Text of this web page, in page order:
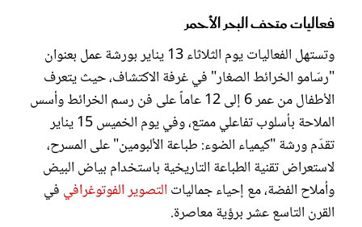
فعاليات متحف البحر الأحمر
وتستهل الفعاليات يوم الثلاثاء 13 يناير بورشة عمل بعنوان
"رسّامو الخرائط الصغار" في غرفة الاكتشاف، حيث يتعرف
الأطفال من عمر 6 إلى 12 عاماً على فن رسم الخرائط وأسس
الملاحة بأسلوب تفاعلي ممتع، وفي يوم الخميس 15 يناير
تقدّم ورشة "كيمياء الضوء: طباعة الألبومين" على المسرح،
لاستعراض تقنية الطباعة التاريخية باستخدام بياض البيض
وأملاح الفضة، مع إحياء جماليات التصوير الفوتوغرافي في
القرن التاسع عشر برؤية معاصرة.